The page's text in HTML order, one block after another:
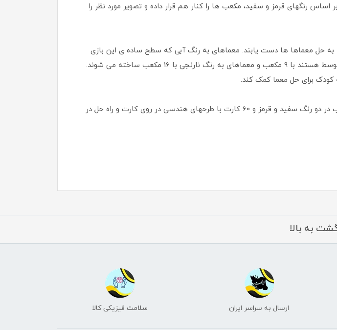
رنگهای قرمز و سفید، مکعب ها را کنار هم قرار داده و تصویر مورد نظر را
حل معماها ها دست یابند. معماهای به رنگ آبی که سطح ساده ی این بازی
هستند با استفاده از 4 مکعب ساخته می شوند، معماهای رنگ سبز که سطح متوسط هستند با 9 مکعب و معماهای به رنگ نارنجی با 16 مکعب ساخته می شوند.
کودک برای حل معما کمک کند.
این وسیله آموزشی، آزمونی است برای اندازه گیری هوش عملی که شامل 16 مکعب در دو رنگ سفید و قرمز و 60 کارت با طرحهای هندسی در روی کارت و راه حل در
به بالا
ارسال به سراسر ایران سلامت فیزیکی کالا